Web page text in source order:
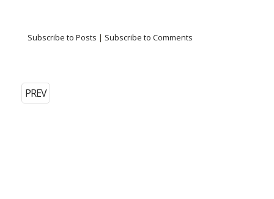
Subscribe to Posts | Subscribe to Comments
PREV